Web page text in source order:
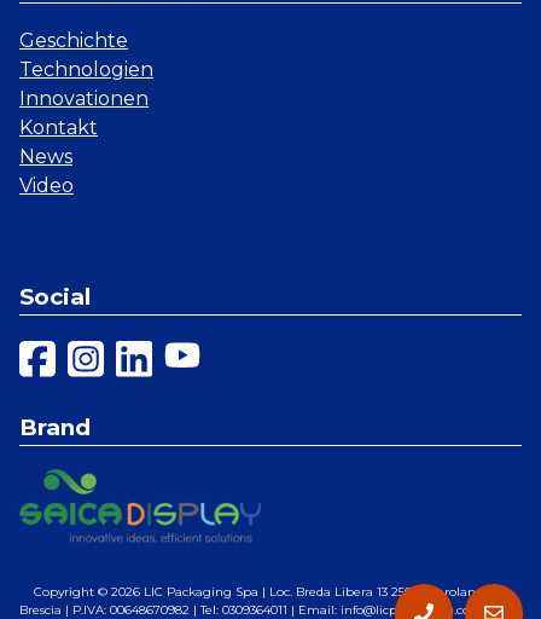
Geschichte
Technologien
Innovationen
Kontakt
News
Video
Social
Brand
Copyright © 2026 LIC Packaging Spa | Loc. Breda Libera 13 25028 Verolanuova,
Brescia | P.IVA: 00648670982 | Tel: 0309364011 | Email: info@licpackaging.com |Web